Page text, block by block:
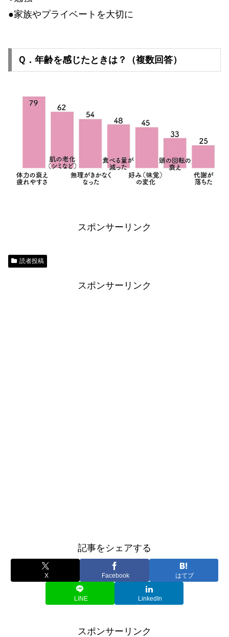
●家族やプライベートを大切に
Ｑ．年齢を感じたときは？（複数回答）
スポンサーリンク
読者投稿
スポンサーリンク
記事をシェアする
X Facebook はてブ
LINE LinkedIn
スポンサーリンク